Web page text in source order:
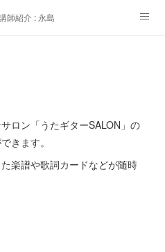
師紹介 : 永島
ロン「うたギターSALON」の
きます。
楽譜や歌詞カードなどが随時